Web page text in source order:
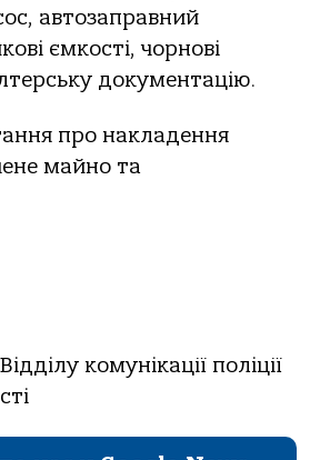
автозаправний
ємкості, чорнові
документацію.
про накладення
майно та
комунікації поліції